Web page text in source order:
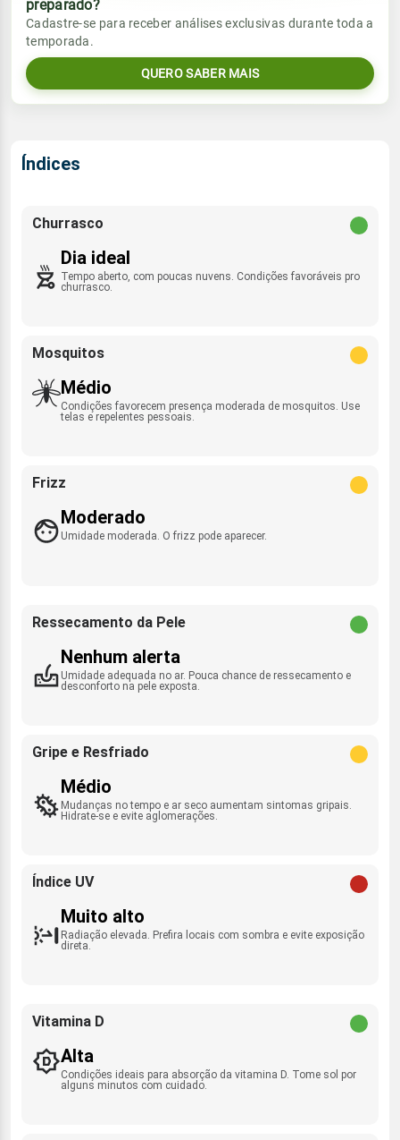
Umidade do ar
53%99%
Rajada de vento
Sol
05:43h às 17:26h
Lua
Chuva
0.1mm
Umidade do ar
Vento
SE - 10km/h
Rajada de vento
Sol
preparado?
Cadastre-se para receber análises exclusivas durante toda a
temporada.
QUERO SABER MAIS
Índices
Churrasco
Dia ideal
Tempo aberto, com poucas nuvens. Condições favoráveis pro
churrasco.
Mosquitos
Médio
Condições favorecem presença moderada de mosquitos. Use
telas e repelentes pessoais.
Frizz
Moderado
Umidade moderada. O frizz pode aparecer.
Ressecamento da Pele
Nenhum alerta
Umidade adequada no ar. Pouca chance de ressecamento e
desconforto na pele exposta.
Gripe e Resfriado
Médio
Mudanças no tempo e ar seco aumentam sintomas gripais.
Hidrate-se e evite aglomerações.
Índice UV
Muito alto
Radiação elevada. Prefira locais com sombra e evite exposição
direta.
Vitamina D
Alta
Condições ideais para absorção da vitamina D. Tome sol por
alguns minutos com cuidado.